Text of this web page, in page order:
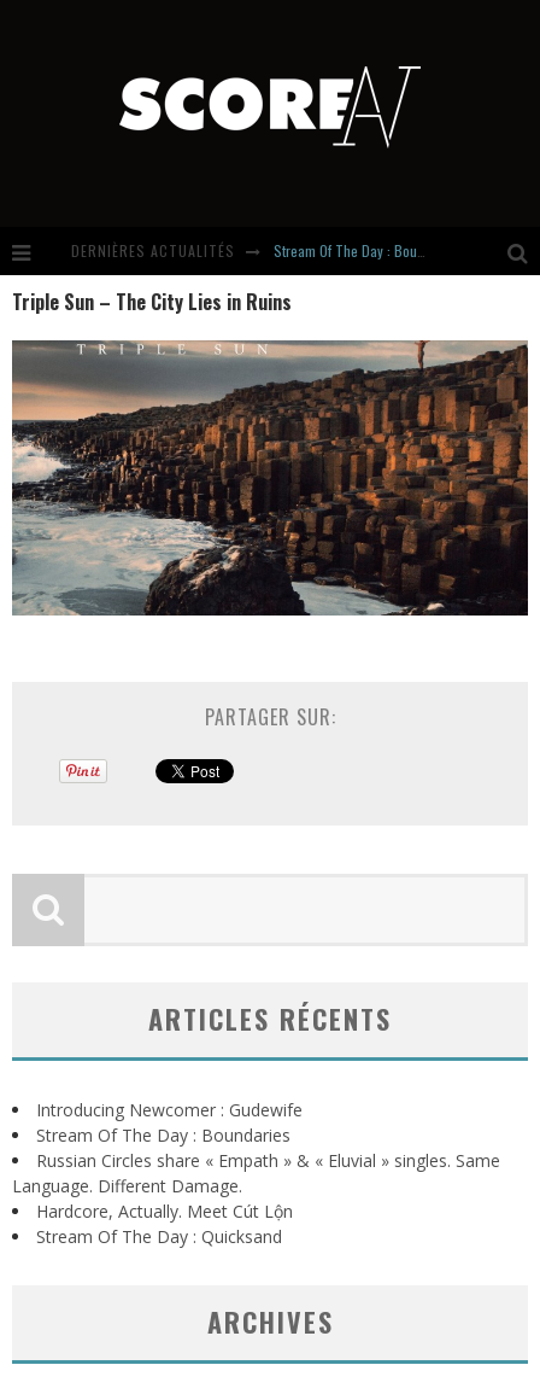
DERNIÈRES ACTUALITÉS
Hardcore, Actually. Meet Cút Lộn
Introducing Newcomer : Gudewife
Triple Sun – The City Lies in Ruins
PARTAGER SUR:
ARTICLES RÉCENTS
Introducing Newcomer : Gudewife
Stream Of The Day : Boundaries
Russian Circles share « Empath » & « Eluvial » singles. Same
Language. Different Damage.
Hardcore, Actually. Meet Cút Lộn
Stream Of The Day : Quicksand
ARCHIVES